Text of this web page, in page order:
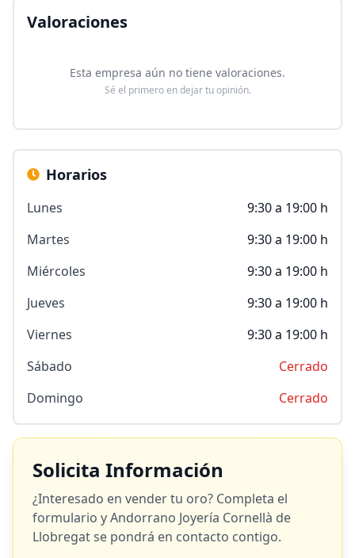
Valoraciones
Esta empresa aún no tiene valoraciones.
Sé el primero en dejar tu opinión.
Horarios
Lunes
9:30 a 19:00 h
Martes
9:30 a 19:00 h
Miércoles
9:30 a 19:00 h
Jueves
9:30 a 19:00 h
Viernes
9:30 a 19:00 h
Sábado
Cerrado
Domingo
Cerrado
Solicita Información
¿Interesado en vender tu oro? Completa el
formulario yAndorrano Joyería Cornellà de
Llobregatse pondrá en contacto contigo.